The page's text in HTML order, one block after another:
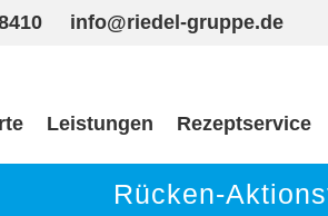
info@riedel-gruppe.de
Leistungen Rezeptservice
Rücken-